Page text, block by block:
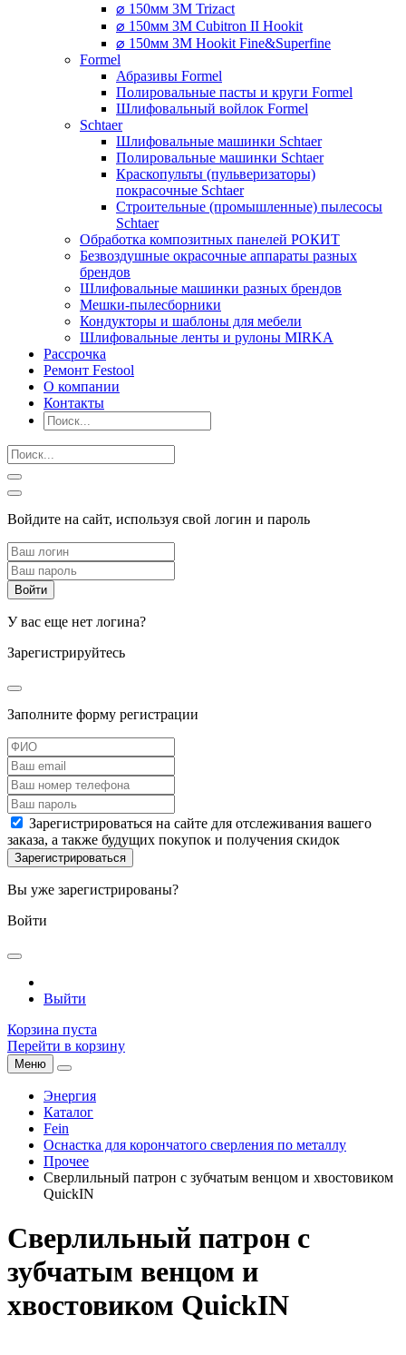
⌀ 150мм 3M Trizact
⌀ 150мм 3M Cubitron II Hookit
⌀ 150мм 3M Hookit Fine&Superfine
Formel
Абразивы Formel
Полировальные пасты и круги Formel
Шлифовальный войлок Formel
Schtaer
Шлифовальные машинки Schtaer
Полировальные машинки Schtaer
Краскопульты (пульверизаторы)
покрасочные Schtaer
Строительные (промышленные) пылесосы
Schtaer
Обработка композитных панелей РОКИТ
Безвоздушные окрасочные аппараты разных
брендов
Шлифовальные машинки разных брендов
Мешки-пылесборники
Кондукторы и шаблоны для мебели
Шлифовальные ленты и рулоны MIRKA
Рассрочка
Ремонт Festool
О компании
Контакты
Войдите на сайт, используя свой логин и пароль
У вас еще нет логина?
Зарегистрируйтесь
Заполните форму регистрации
Зарегистрироваться на сайте для отслеживания вашего
заказа, а также будущих покупок и получения скидок
Вы уже зарегистрированы?
Войти
Выйти
Корзина пуста
Перейти в корзину
Меню
Энергия
Каталог
Fein
Оснастка для корончатого сверления по металлу
Прочее
Сверлильный патрон с зубчатым венцом и хвостовиком
QuickIN
Сверлильный патрон с
зубчатым венцом и
хвостовиком QuickIN